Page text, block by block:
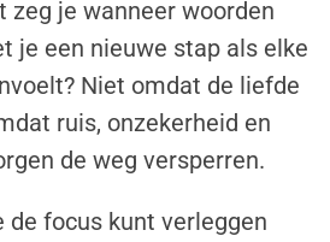
zeg je wanneer woorden
je een nieuwe stap als elke
Niet omdat de liefde
ruis, onzekerheid en
de weg versperren.
de focus kunt verleggen